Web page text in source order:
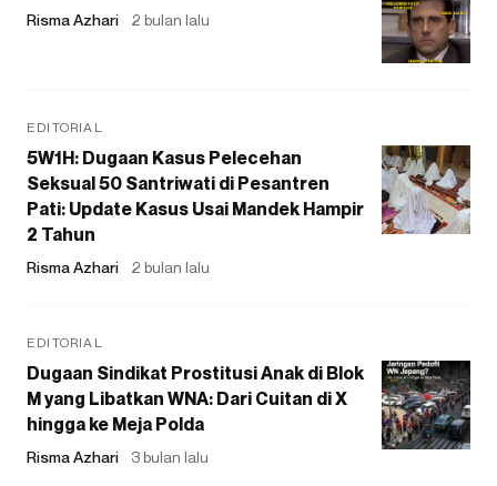
Risma Azhari 2 bulan lalu
EDITORIAL
5W1H: Dugaan Kasus Pelecehan
Seksual 50 Santriwati di Pesantren
Pati: Update Kasus Usai Mandek Hampir
2 Tahun
Risma Azhari 2 bulan lalu
EDITORIAL
Dugaan Sindikat Prostitusi Anak di Blok
M yang Libatkan WNA: Dari Cuitan di X
hingga ke Meja Polda
Risma Azhari 3 bulan lalu